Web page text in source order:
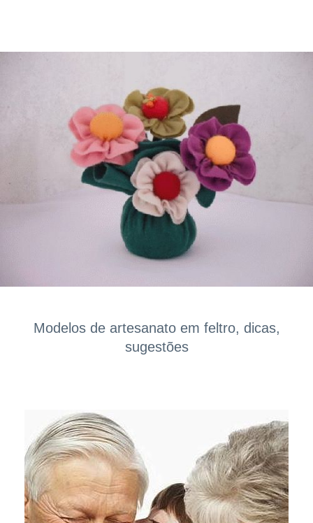
Modelos de artesanato em feltro, dicas,
sugestões